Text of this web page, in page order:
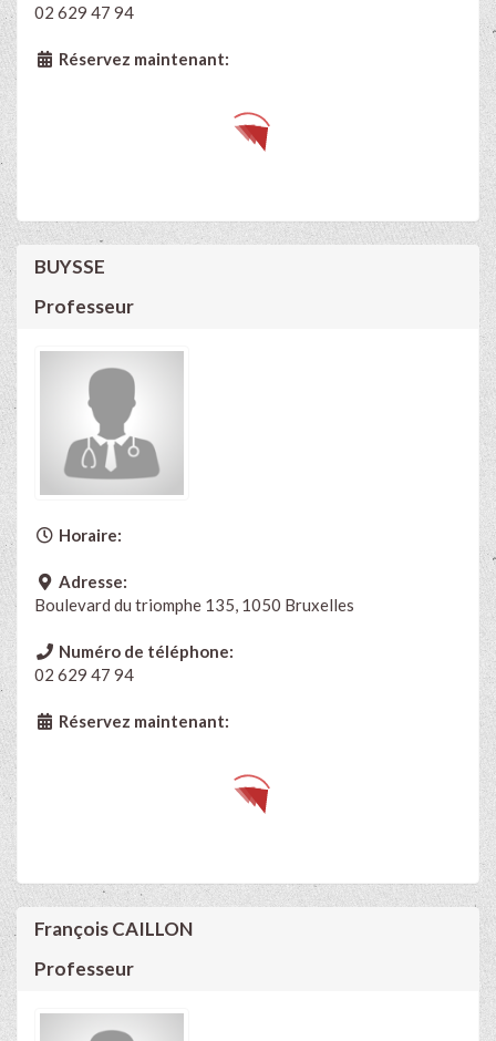
02 629 47 94
Réservez maintenant:
BUYSSE
Professeur
Horaire:
Adresse:
Boulevard du triomphe 135, 1050 Bruxelles
Numéro de téléphone:
02 629 47 94
Réservez maintenant:
François CAILLON
Professeur